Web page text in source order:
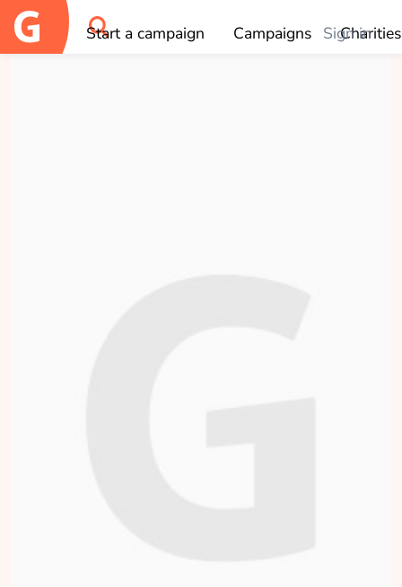
Start a campaign Campaigns Charities
Sign in
Who do you like to donate to?